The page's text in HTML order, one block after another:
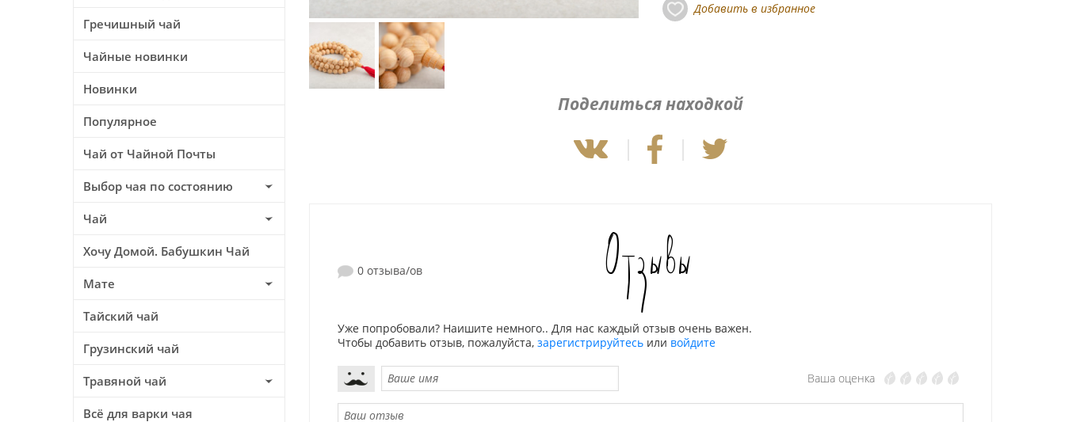
Гречишный чай
Чайные новинки
Новинки
Популярное
Чай от Чайной Почты
Выбор чая по состоянию
Чай
Хочу Домой. Бабушкин Чай
Мате
Тайский чай
Грузинский чай
Травяной чай
Всё для варки чая
Добавить в избранное
Поделиться находкой
0 отзыва/ов Отзывы
Уже попробовали? Наишите немного.. Для нас каждый отзыв очень важен.
Чтобы добавить отзыв, пожалуйста, зарегистрируйтесьили войдите
Ваша оценка